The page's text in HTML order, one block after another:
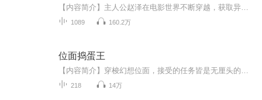
1089 160.2万
位面捣蛋王
218 14万